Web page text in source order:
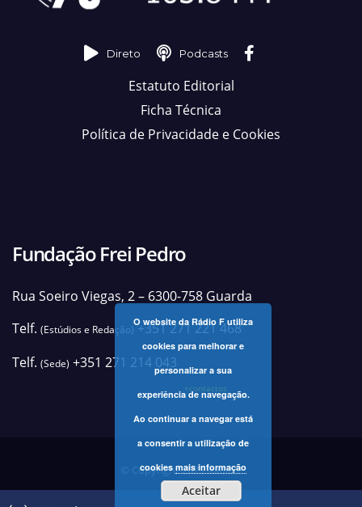
Direto Podcasts
Estatuto Editorial
Ficha Técnica
Política de Privacidade e Cookies
Fundação Frei Pedro
Rua Soeiro Viegas, 2 – 6300-758 Guarda
Telf. (Estúdios e Redação)+351 271 221 468
Telf. (Sede) +351 271 214 043
+contactos
© Copyright 2025 Rádio F
O website da Rádio F utiliza
cookies para melhorar e
personalizar a sua
experiência de navegação.
Ao continuar a navegar está
a consentir a utilização de
cookiesmais informação
Aceitar